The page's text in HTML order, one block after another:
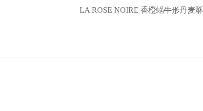
LA ROSE NOIRE 香橙蜗牛形丹麦酥